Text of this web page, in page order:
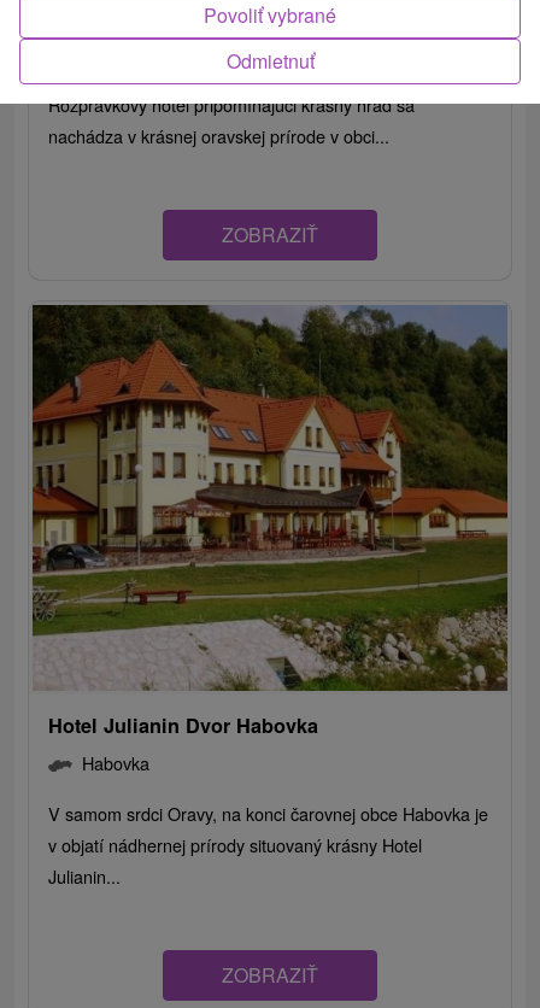
Orava Hotel Vitanová
Rozprávkový hotel pripomínajúci krásny hrad sa
nachádza v krásnej oravskej prírode v obci...
ZOBRAZIŤ
Hotel Julianin Dvor Habovka
Habovka
V samom srdci Oravy, na konci čarovnej obce Habovka je
v objatí nádhernej prírody situovaný krásny Hotel
Julianin...
ZOBRAZIŤ
Odmietnuť
Povoliť vybrané